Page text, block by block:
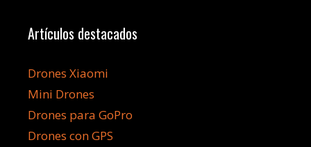
Artículos destacados
Drones Xiaomi
Mini Drones
Drones para GoPro
Drones con GPS